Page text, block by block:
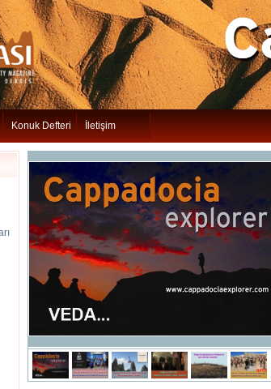
Konuk Defteri İletişim